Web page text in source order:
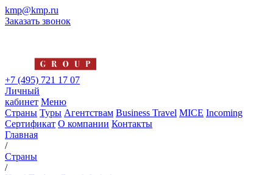
kmp@kmp.ru
Заказать звонок
+7 (495) 721 17 07
Личный
кабинет Меню
Страны Туры Агентствам Business Travel MICE Incoming
Сертификат О компании Контакты
Главная
/
Страны
/